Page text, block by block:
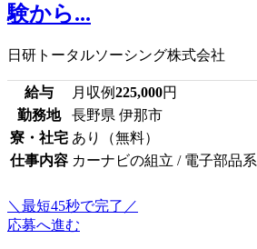
験から...
日研トータルソーシング株式会社
給与 月収例225,000円
勤務地
長野県 伊那市
寮・社宅 あり（無料）
仕事内容 カーナビの組立 / 電子部品
＼最短45秒で完了／
応募へ進む